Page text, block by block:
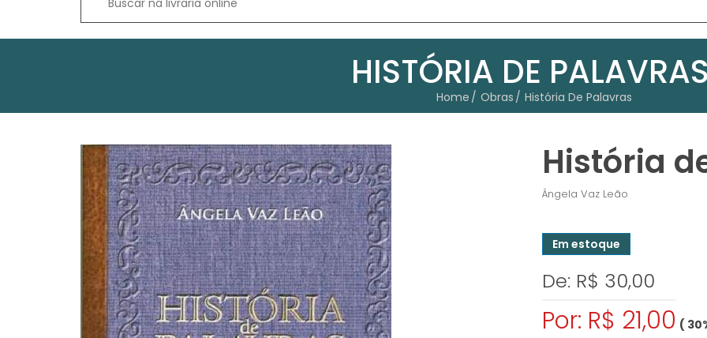
HISTÓRIA DE PALAVRAS
Home Obras História De Palavras
História
Ângela Vaz Leão
Em estoque
De: R$ 30,00
Por: R$ 21,00 (